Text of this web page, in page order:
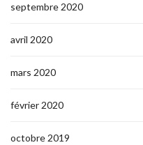
septembre 2020
avril 2020
mars 2020
février 2020
octobre 2019